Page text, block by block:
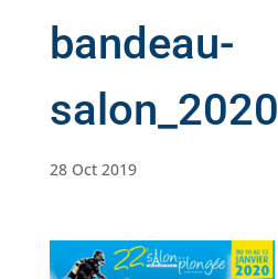
bandeau-
salon_2020
28 Oct 2019